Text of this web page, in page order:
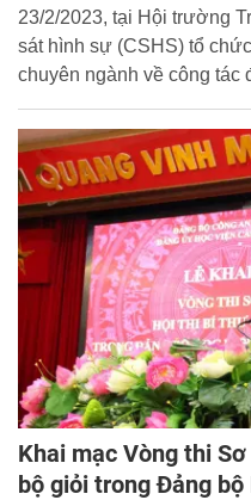
23/2/2023, tại Hội trường
sát hình sự (CSHS) tổ
chuyên ngành về công tác
giai đoạn hiện nay.
Khai mạc Vòng thi
bộ giỏi trong Đảng bộ